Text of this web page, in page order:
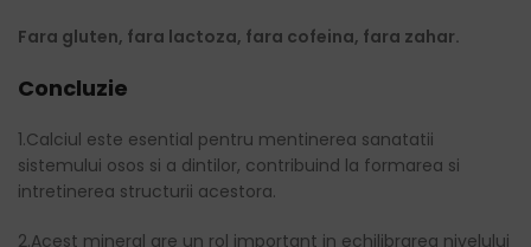
Fara gluten, fara lactoza, fara cofeina, fara zahar.
Concluzie
1.Calciul este esential pentru mentinerea sanatatii
sistemului osos si a dintilor, contribuind la formarea si
intretinerea structurii acestora.
2.Acest mineral are un rol important in echilibrarea nivelului